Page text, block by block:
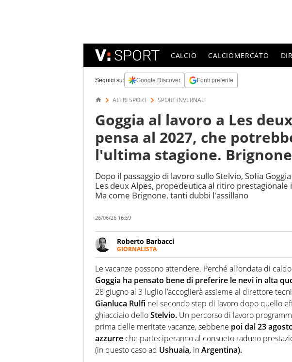
CALCIO CALCIOMERCATO
Seguici su: Google Discover Fonti preferite
ALTRI SPORT SPORT INVERNALI
Goggia al lavoro a Les
pensa al 2027, che
l'ultima stagione.
Dopo il passaggio di lavoro sullo Stelvio, Sofia
Les deux Alpes, propedeutica al ritiro prestagionale
Ma come Brignone, tanti dubbi l'assillano
26/06/26 16:59
Roberto Barbacci
GIORNALISTA
Giornalista (pubblicista) sportivo a tutto campo, è il
chiedergli di boxe, di scherma, di volley o di curling:
Le vacanze possono attendere. Perché all’ondata di
Goggia ha pensato bene di preferire le nevi in alta
28 giugno al 3 luglio l’accoglierà assieme al direttore
Gianluca Rulfi nel secondo step di lavoro dopo quello
ghiacciaio delloStelvio. Un percorso di lavoro
prima delle meritate vacanze, sebbene poi dal 23
azzurre che parteciperanno al consueto raduno
(in questo caso ad Ushuaia, inArgentina).